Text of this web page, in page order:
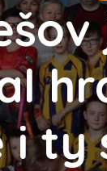
i ty